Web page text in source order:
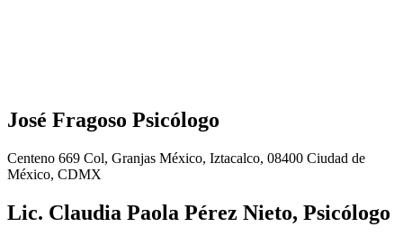
José Fragoso Psicólogo
Centeno 669 Col, Granjas México, Iztacalco, 08400 Ciudad de
México, CDMX
Lic. Claudia Paola Pérez Nieto, Psicólogo